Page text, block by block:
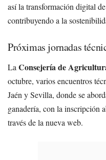
así la transformación digital
contribuyendo a la
Próximas jornadas
La Consejería de
octubre, varios encuentros
Jaén y Sevilla, donde se
ganadería, con la inscripción
través de la nueva web.